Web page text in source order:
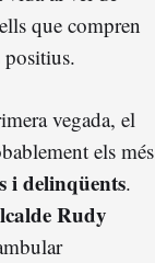
que compren
positius.
vegada, el
els més
i delinqüents.
Rudy